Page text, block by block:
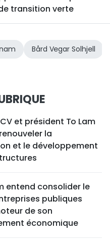
transition verte
Bård Vegar Solhjell
et président To Lam
la
et le développement
entend consolider le
publiques
de son
économique